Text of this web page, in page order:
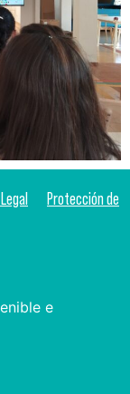
Protección de
e